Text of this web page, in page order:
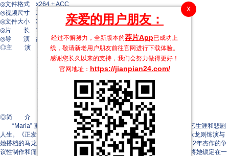
X
亲爱的用户朋友：
经过不懈努力，全新版本的荐片App已成功上
线，敬请新老用户朋友前往官网进行下载体验。
感谢您长久以来的支持，我们会努力做得更好！
官网地址： https://jianpian24.com/
◎文件格式 x264 + ACC
◎视频尺寸 1920 x 1080
◎文件大小 3233 MB
◎片 长 100 Mins
◎导 演 杰茜卡·帕吕
◎主 演 安娜玛丽亚·沃特鲁梅
马特·狄龙
朱塞佩·马吉奥
西莱丝特·布伦奎尔
伊万·阿达勒
玛丽·吉兰
安妮·苏亚雷斯
斯坦尼斯拉斯·莫哈
◎简 介
“Maria” 重新塑造了《巴黎最后的探戈》女主角玛丽亚·施奈德的演艺生涯和悲剧
人生。《正发生》中的新星安娜玛丽亚·瓦托洛梅饰演施奈德，而马特·狄龙则饰演与
她搭档的马龙·白兰度。本片在一定程度上追踪了贝纳尔多·贝托鲁奇1972年杰作的争
议性制作和痛苦后果——这一里程碑式的作品使施奈德一夜成名的同时将她锁定在一